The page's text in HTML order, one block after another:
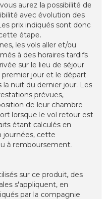
aurez la possibilité de
avec évolution des
prix indiqués sont donc
étape.
les vols aller et/ou
à des horaires tardifs
sur le lieu de séjour
jour et le départ
nuit du dernier jour. Les
prévues,
de leur chambre
lorsque le vol retour est
étant calculés en
journées, cette
à remboursement.
sur ce produit, des
s'appliquent, en
par la compagnie